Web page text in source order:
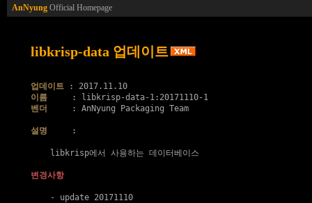
AnNyung Official Homepage
libkrisp-data 업데이트
업데이트
이름
벤더
     : AnNyung Packaging Team
설명
     :
    libkrisp에서 사용하는 데이터베이스
변경사항
    - update 20171110